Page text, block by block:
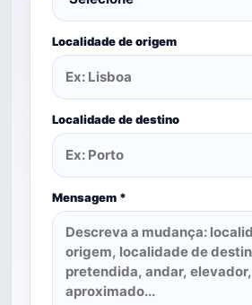
Localidade de origem
Localidade de destino
Mensagem *